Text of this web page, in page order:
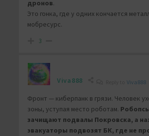
дронов.
Это гонка, где у одних кончается
мобресурс.
3
Viva888 Viva888
Фронт — киберпанк в грязи. Человек
зоны, уступая место роботам.
зачищают подвалы Покровска, а
эвакуаторы подвозят БК, где не